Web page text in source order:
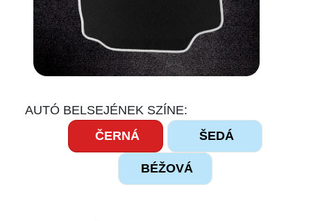
AUTÓ BELSEJÉNEK SZÍNE:
ČERNÁ
ŠEDÁ
BÉŽOVÁ